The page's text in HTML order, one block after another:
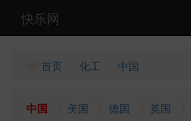
快乐网
首页 化工 中国
中国 美国 德国 英国